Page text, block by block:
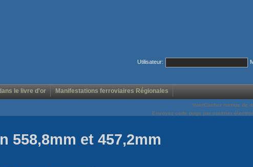
Utilisateur:
le livre d'or Manifestations ferroviaires Régionales
Voir/Cacher menus de
Envoyez cette page par courrier
558,8mm et 457,2mm